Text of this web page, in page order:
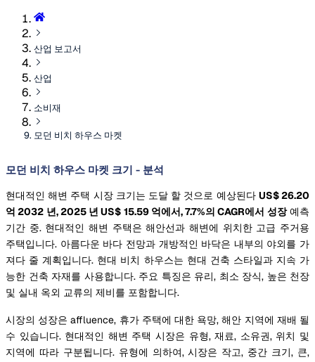
산업 보고서
산업
소비재
모던 비치 하우스 마켓
모던 비치 하우스 마켓 크기 - 분석
현대적인 해변 주택 시장 크기는 도달 할 것으로 예상된다 US$ 26.20
억 2032 년, 2025 년 US$ 15.59 억에서, 7.7%의 CAGR에서 성장예측
기간 중. 현대적인 해변 주택은 해안선과 해변에 위치한 고급 주거용
주택입니다. 아름다운 바다 전망과 개방적인 바닥은 내부의 야외를 가
져다 줄 계획입니다. 현대 비치 하우스는 현대 건축 스타일과 지속 가
능한 건축 자재를 사용합니다. 주요 특징은 유리, 최소 장식, 높은 천장
및 실내 옥외 교류의 제비를 포함합니다.
시장의 성장은 affluence, 휴가 주택에 대한 욕망, 해안 지역에 재배 될
수 있습니다. 현대적인 해변 주택 시장은 유형, 재료, 소유권, 위치 및
지역에 따라 구분됩니다. 유형에 의하여, 시장은 작고, 중간 크기, 큰,